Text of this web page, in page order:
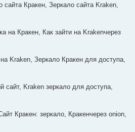
Кракен, Зеркало сайта Kraken,
на Кракен, Как зайти на Krakenчерез
Kraken, Зеркало Кракен для доступа,
сайт, Kraken зеркало для доступа,
Кракен: зеркало, Кракенчерез onion,